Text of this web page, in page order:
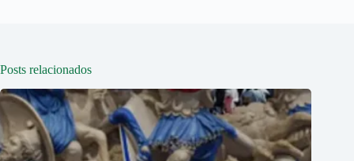
Posts relacionados